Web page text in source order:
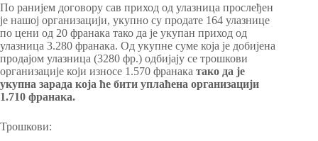
По ранијем договору сав приход од улазница прослеђен
је нашој организацији, укупно су продате 164 улазнице
по цени од 20 франака тако да је укупан приход од
улазница 3.280 франака. Од укупне суме која је добијена
продајом улазница (3280 фр.) одбијају се трошкови
организације који износе 1.570 франака тако да је
укупна зарада која ће бити уплаћена организацији
1.710 франака.
Трошкови: